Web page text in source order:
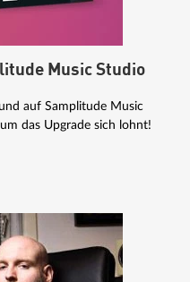
Music Studio
auf Samplitude Music
das Upgrade sich lohnt!